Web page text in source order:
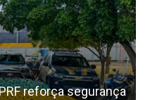
reforça segurança